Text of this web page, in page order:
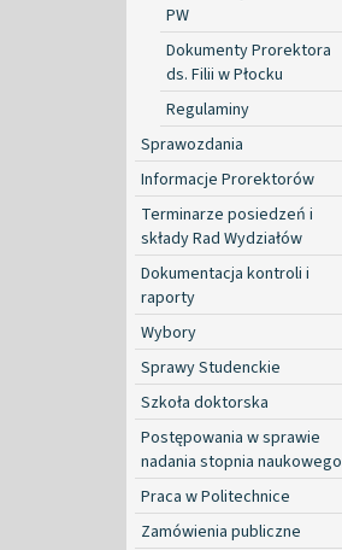
PW
Dokumenty Prorektora
ds. Filii w Płocku
Regulaminy
Sprawozdania
Informacje Prorektorów
Terminarze posiedzeń i
składy Rad Wydziałów
Dokumentacja kontroli i
raporty
Wybory
Sprawy Studenckie
Szkoła doktorska
Postępowania w sprawie
nadania stopnia naukowego
Praca w Politechnice
Zamówienia publiczne